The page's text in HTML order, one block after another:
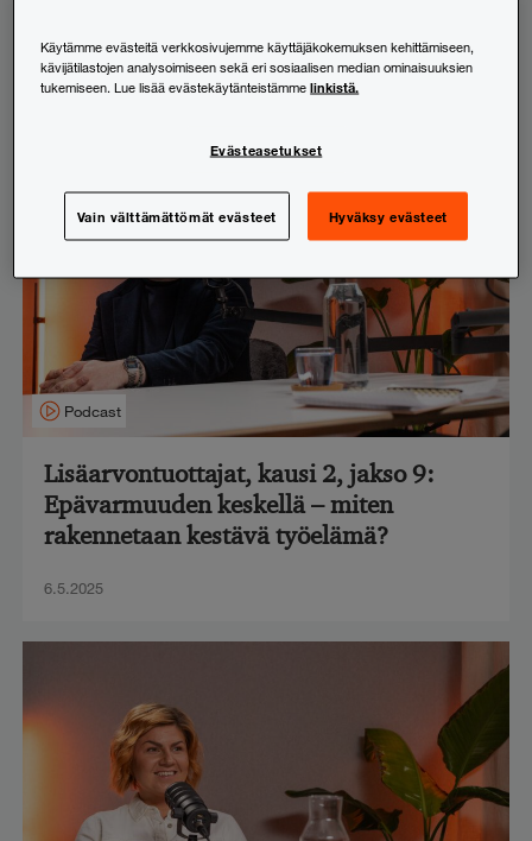
20.5.2025
Podcast
Lisäarvontuottajat, kausi 2, jakso 9:
Epävarmuuden keskellä – miten
rakennetaan kestävä työelämä?
6.5.2025
Käytämme evästeitä verkkosivujemme käyttäjäkokemuksen kehittämiseen,
kävijätilastojen analysoimiseen sekä eri sosiaalisen median ominaisuuksien
tukemiseen. Lue lisää evästekäytänteistämmelinkistä.
Evästeasetukset
Vain välttämättömät evästeet Hyväksy evästeet